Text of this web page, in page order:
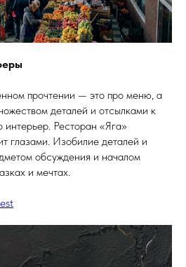
прочтении — это про меню, а
деталей и отсылками к
Ресторан «Яга»
глазами. Изобилие деталей и
обсуждения и началом
и мечтах.